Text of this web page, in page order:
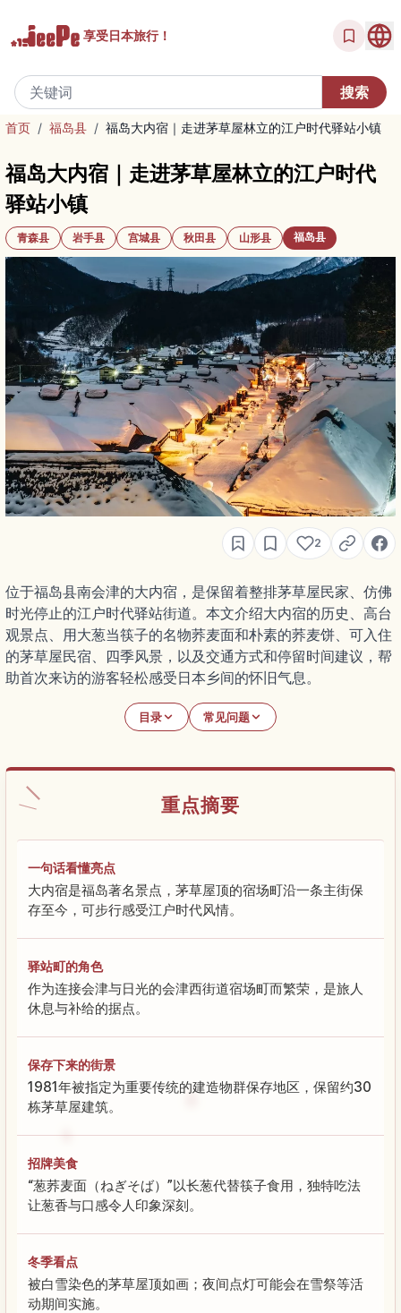
享受日本旅行！
首页 / 福岛县 / 福岛大内宿｜走进茅草屋林立的江户时代驿站小镇
福岛大内宿｜走进茅草屋林立的江户时代
驿站小镇
青森县 岩手县 宫城县 秋田县 山形县 福岛县
2
位于福岛县南会津的大内宿，是保留着整排茅草屋民家、仿佛
时光停止的江户时代驿站街道。本文介绍大内宿的历史、高台
观景点、用大葱当筷子的名物荞麦面和朴素的荞麦饼、可入住
的茅草屋民宿、四季风景，以及交通方式和停留时间建议，帮
助首次来访的游客轻松感受日本乡间的怀旧气息。
目录 常见问题
重点摘要
一句话看懂亮点
大内宿是福岛著名景点，茅草屋顶的宿场町沿一条主街保
存至今，可步行感受江户时代风情。
驿站町的角色
作为连接会津与日光的会津西街道宿场町而繁荣，是旅人
休息与补给的据点。
保存下来的街景
1981年被指定为重要传统的建造物群保存地区，保留约30
栋茅草屋建筑。
招牌美食
“葱荞麦面（ねぎそば）”以长葱代替筷子食用，独特吃法
让葱香与口感令人印象深刻。
冬季看点
被白雪染色的茅草屋顶如画；夜间点灯可能会在雪祭等活
动期间实施。